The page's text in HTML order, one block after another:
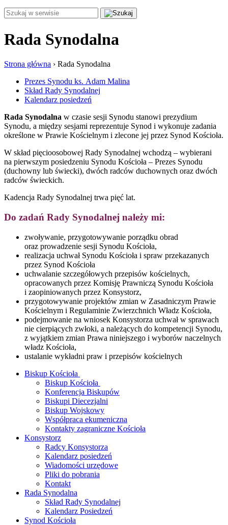
Rada Synodalna
Strona główna › Rada Synodalna
Prezes Synodu ks. Adam Malina
Skład Rady Synodalnej
Kalendarz posiedzeń
Rada Synodalna w czasie sesji Synodu stanowi prezydium
Synodu, a między sesjami reprezentuje Synod i wykonuje zadania
określone w Prawie Kościelnym i zlecone jej przez Synod Kościoła.
W skład pięcioosobowej Rady Synodalnej wchodzą – wybierani
na pierwszym posiedzeniu Synodu Kościoła – Prezes Synodu
(duchowny lub świecki), dwóch radców duchownych oraz dwóch
radców świeckich.
Kadencja Rady Synodalnej trwa pięć lat.
Do zadań Rady Synodalnej należy mi:
zwoływanie, przygotowywanie porządku obrad
oraz prowadzenie sesji Synodu Kościoła,
realizacja uchwał Synodu Kościoła i spraw przekazanych
przez Synod Kościoła
uchwalanie szczegółowych przepisów kościelnych,
opracowanych przez Komisję Prawniczą Synodu Kościoła
i zaopiniowanych przez Konsystorz,
przygotowywanie projektów zmian w Zasadniczym Prawie
Kościelnym i Regulaminie Zwierzchnich Władz Kościoła,
podejmowanie na wniosek Konsystorza uchwał w sprawach
nie cierpiących zwłoki, a należących do kompetencji Synodu,
z wyjątkiem zmian Prawa niniejszego i wyborów naczelnych
władz Kościoła,
ustalanie wykładni praw i przepisów kościelnych
Biskup Kościoła
Biskup Kościoła
Konferencja Biskupów
Biskupi Diecezjalni
Biskup Wojskowy
Współpraca ekumeniczna
Kontakty zagraniczne Kościoła
Konsystorz
Radcy Konsystorza
Kalendarz posiedzeń
Wiadomości urzędowe
Pliki do pobrania
Kontakt
Rada Synodalna
Skład Rady Synodalnej
Kalendarz Posiedzeń
Synod Kościoła